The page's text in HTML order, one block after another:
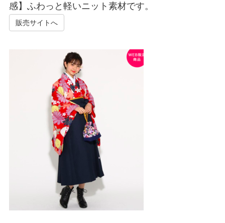
感】ふわっと軽いニット素材です。
販売サイトへ